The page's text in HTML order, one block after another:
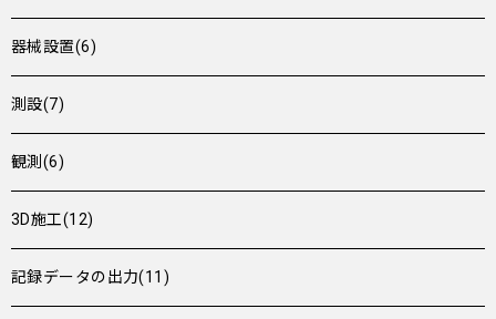
器械設置(6)
測設(7)
観測(6)
3D施工(12)
記録データの出力(11)